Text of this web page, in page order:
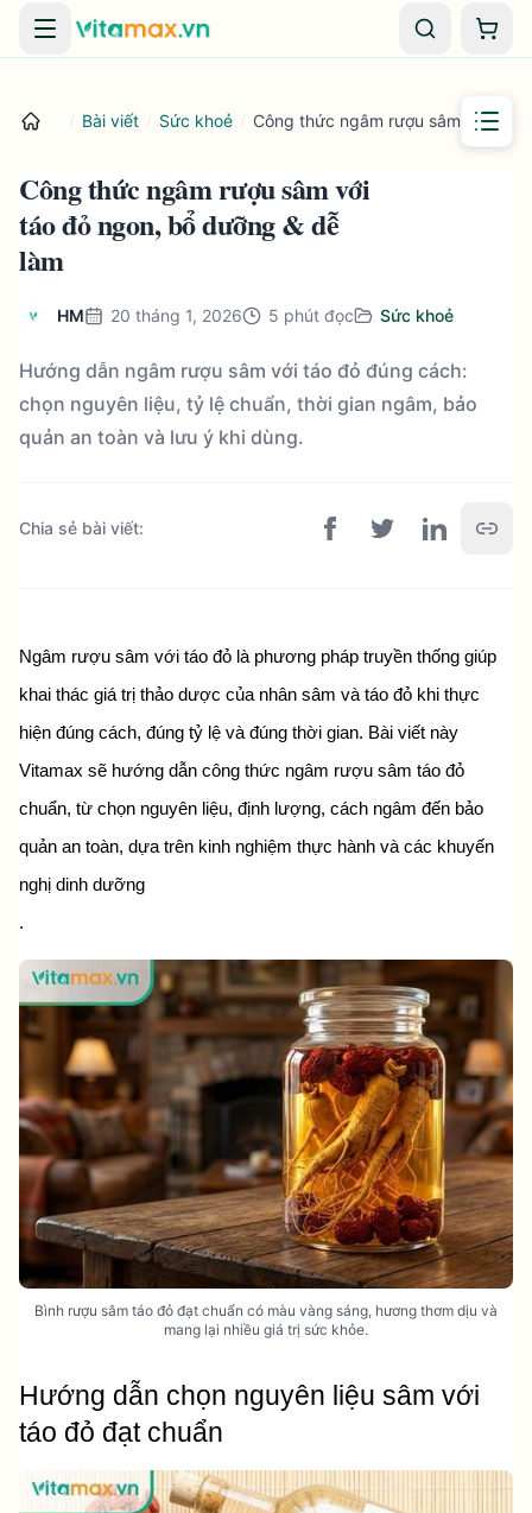
Danh mục Giỏ
Bài viết Sức khoẻ Công thức ngâm rượu sâm với táo
Công thức ngâm rượu sâm với
táo đỏ ngon, bổ dưỡng & dễ
làm
HM 20 tháng 1, 2026 5 phút đọc Sức khoẻ
Hướng dẫn ngâm rượu sâm với táo đỏ đúng cách:
chọn nguyên liệu, tỷ lệ chuẩn, thời gian ngâm, bảo
quản an toàn và lưu ý khi dùng.
Chia sẻ bài viết:
Ngâm rượu sâm với táo đỏ là phương pháp truyền thống giúp
khai thác giá trị thảo dược của nhân sâm và táo đỏ khi thực
hiện đúng cách, đúng tỷ lệ và đúng thời gian. Bài viết này
Vitamax sẽ hướng dẫn công thức ngâm rượu sâm táo đỏ
chuẩn, từ chọn nguyên liệu, định lượng, cách ngâm đến bảo
quản an toàn, dựa trên kinh nghiệm thực hành và các khuyến
nghị dinh dưỡng
.
Bình rượu sâm táo đỏ đạt chuẩn có màu vàng sáng, hương thơm dịu và
mang lại nhiều giá trị sức khỏe.
Hướng dẫn chọn nguyên liệu sâm với
táo đỏ đạt chuẩn